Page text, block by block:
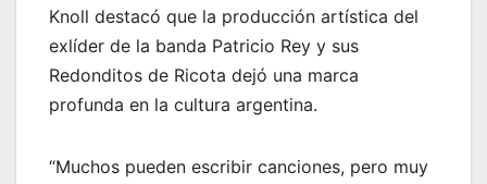
Knoll destacó que la producción artística del
exlíder de la banda Patricio Rey y sus
Redonditos de Ricota dejó una marca
profunda en la cultura argentina.
“Muchos pueden escribir canciones, pero muy